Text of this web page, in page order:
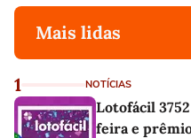
Mais lidas
1 NOTÍCIAS
Lotofácil
feira e